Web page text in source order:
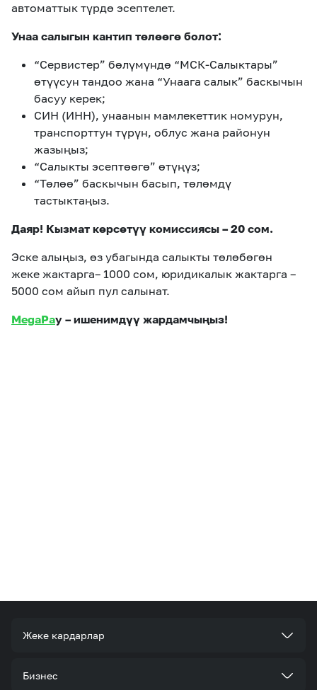
автоматтык түрдө эсептелет.
Унаа салыгын кантип төлөөгө болот:
“Сервистер” бөлүмүндө “МСК-Салыктары”
өтүүсун тандоо жана “Унаага салык” баскычын
басуу керек;
СИН (ИНН), унаанын мамлекеттик номурун,
транспорттун түрүн, облус жана районун
жазыңыз;
“Салыкты эсептөөгө” өтүңүз;
“Төлөө” баскычын басып, төлөмдү
тастыктаңыз.
Даяр! Кызмат көрсөтүү комиссиясы – 20 сом.
Эске алыңыз, өз убагында салыкты төлөбөгөн
жеке жактарга– 1000 сом, юридикалык жактарга –
5000 сом айып пул салынат.
MegaPay – ишенимдүү жардамчыңыз!
Жеке кардарлар
Тарифтер
Бизнес